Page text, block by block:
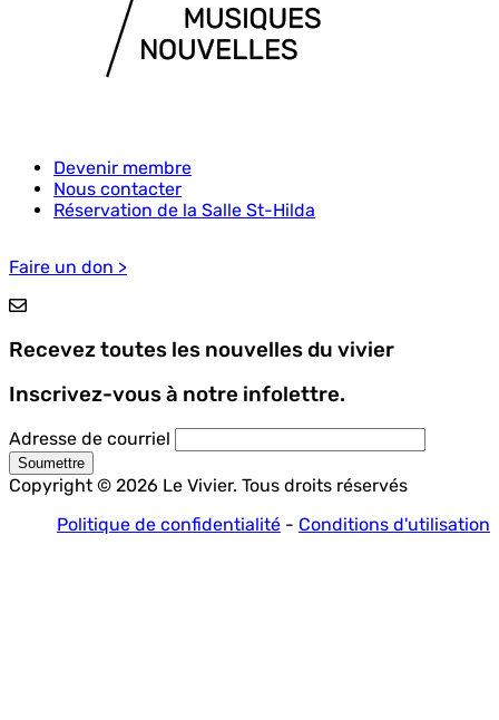
Menu
Pied
de
Devenir membre
Nous contacter
Réservation de la Salle St-Hilda
Faire un don >
Recevez toutes les nouvelles du vivier
Inscrivez-vous à notre infolettre.
Adresse de courriel
Copyright © 2026 Le Vivier. Tous droits réservés
Politique de confidentialité - Conditions d'utilisation